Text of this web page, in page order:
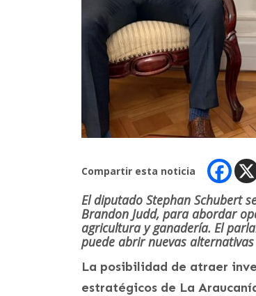
Compartir esta noticia
El diputado Stephan Schubert
Brandon Judd, para abordar
agricultura y ganadería. El
puede abrir nuevas
La posibilidad de atraer
estratégicos de La